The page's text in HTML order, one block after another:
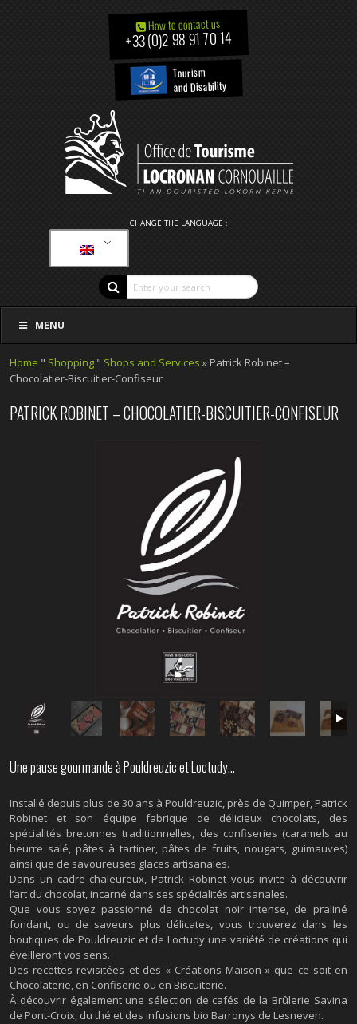
How to contact us
+33 (0)2 98 91 70 14
Tourism
and Disability
CHANGE THE LANGUAGE :
MENU
Home " Shopping " Shops and Services » Patrick Robinet –
Chocolatier-Biscuitier-Confiseur
PATRICK ROBINET – CHOCOLATIER-BISCUITIER-CONFISEUR
Une pause gourmande à Pouldreuzic et Loctudy…
Installé depuis plus de 30 ans à Pouldreuzic, près de Quimper, Patrick
Robinet et son équipe fabrique de délicieux chocolats, des
spécialités bretonnes traditionnelles, des confiseries (caramels au
beurre salé, pâtes à tartiner, pâtes de fruits, nougats, guimauves)
ainsi que de savoureuses glaces artisanales.
Dans un cadre chaleureux, Patrick Robinet vous invite à découvrir
l’art du chocolat, incarné dans ses spécialités artisanales.
Que vous soyez passionné de chocolat noir intense, de praliné
fondant, ou de saveurs plus délicates, vous trouverez dans les
boutiques de Pouldreuzic et de Loctudy une variété de créations qui
éveilleront vos sens.
Des recettes revisitées et des « Créations Maison » que ce soit en
Chocolaterie, en Confiserie ou en Biscuiterie.
À découvrir également une sélection de cafés de la Brûlerie Savina
de Pont-Croix, du thé et des infusions bio Barronys de Lesneven.